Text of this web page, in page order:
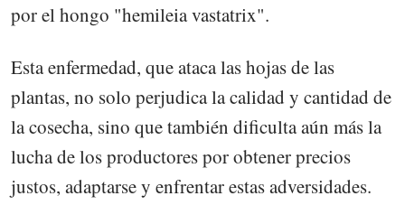
por el hongo "hemileia vastatrix".
Esta enfermedad, que ataca las hojas de las
plantas, no solo perjudica la calidad y cantidad de
la cosecha, sino que también dificulta aún más la
lucha de los productores por obtener precios
justos, adaptarse y enfrentar estas adversidades.